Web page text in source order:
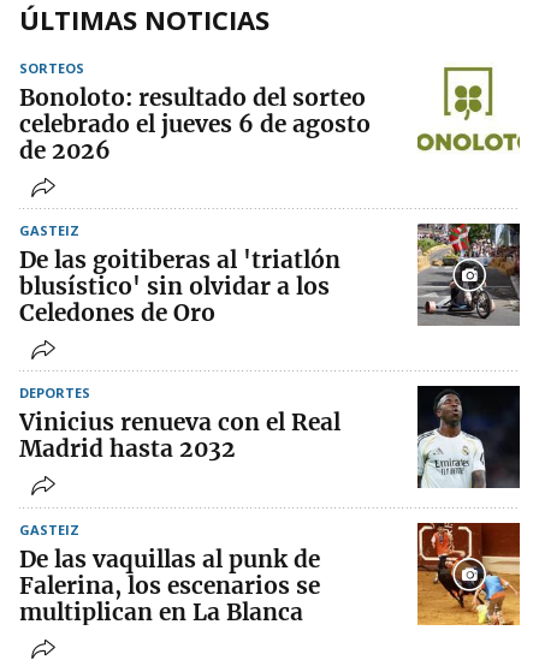
ÚLTIMAS NOTICIAS
SORTEOS
Bonoloto: resultado del sorteo
celebrado el jueves 6 de agosto
de 2026
GASTEIZ
De las goitiberas al 'triatlón
blusístico' sin olvidar a los
Celedones de Oro
DEPORTES
Vinicius renueva con el Real
Madrid hasta 2032
GASTEIZ
De las vaquillas al punk de
Falerina, los escenarios se
multiplican en La Blanca